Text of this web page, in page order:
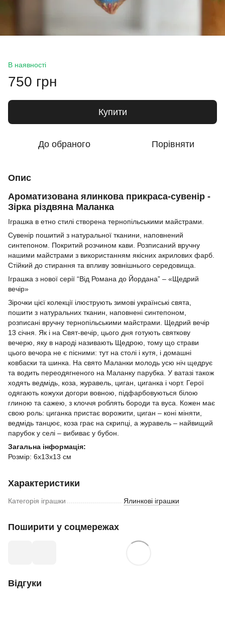
В наявності
750 грн
Купити
До обраного Порівняти
Опис
Ароматизована ялинкова прикраса-сувенір -
Зірка різдвяна Маланка
Іграшка в етно стилі створена тернопільськими майстрами.
Сувенір пошитий з натуральної тканини, наповнений
синтепоном. Покритий розчином кави. Розписаний вручну
нашими майстрами з використанням якісних акрилових фарб.
Стійкий до стирання та впливу зовнішнього середовища.
Іграшка з нової серії “Від Романа до Йордана” – «Щедрий
вечір»
Зірочки цієї колекції ілюструють зимові українські свята,
пошити з натуральних тканин, наповнені синтепоном,
розписані вручну тернопільськими майстрами. Щедрий вечір
13 січня. Як і на Свят-вечір, цього дня готують святкову
вечерю, яку в народі називають Щедрою, тому що страви
цього вечора не є пісними: тут на столі і кутя, і домашні
ковбаски та шинка. На свято Маланки молодь усю ніч щедрує
та водить переодягненого на Маланку парубка. У ватазі також
ходять ведмідь, коза, журавель, циган, циганка і чорт. Герої
одягають кожухи догори вовною, підфарбовуються білою
глиною та сажею, з клоччя роблять бороди та вуса. Кожен має
свою роль: циганка пристає ворожити, циган – коні міняти,
ведмідь танцює, коза грає на скрипці, а журавель – найвищий
парубок у селі – вибиває у бубон.
Загальна інформація:
Розмір: 6х13х13 см
Характеристики
Категорія іграшки Ялинкові іграшки
Поширити у соцмережах
Відгуки